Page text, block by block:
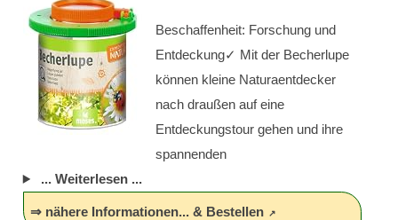
Beschaffenheit: Forschung und
Entdeckung✓ Mit der Becherlupe
können kleine Naturaentdecker
nach draußen auf eine
Entdeckungstour gehen und ihre
spannenden
... Weiterlesen ...
⇒ nähere Informationen... & Bestellen